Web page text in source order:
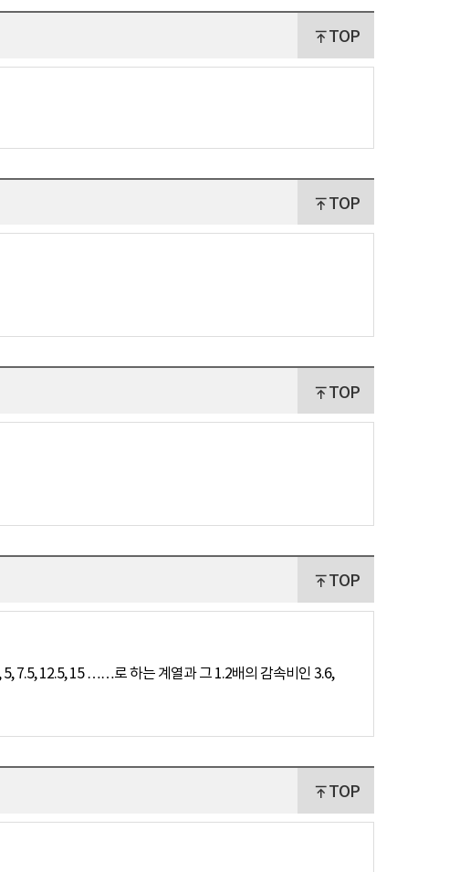
TOP
TOP
TOP
TOP
7.5, 12.5, 15 ……로 하는 계열과 그 1.2배의 감속비인 3.6,
TOP